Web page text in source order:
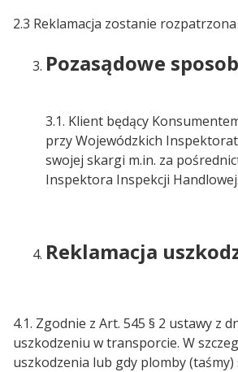
2.3 Reklamacja zostanie
Pozasądowe
3.1. Klient będący
przy Wojewódzkich
swojej skargi m.in. za
Inspektora Inspekcji
Reklamacja
4.1. Zgodnie z Art. 545 § 2 ustawy z
uszkodzeniu w transporcie. W
uszkodzenia lub gdy plomby